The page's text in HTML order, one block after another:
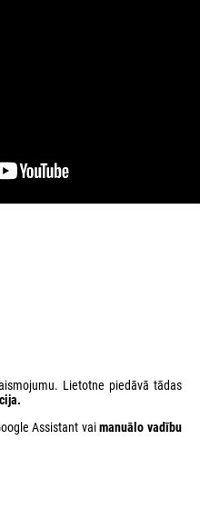
Lietotne piedāvā tādas
Assistant vaimanuālo vadību